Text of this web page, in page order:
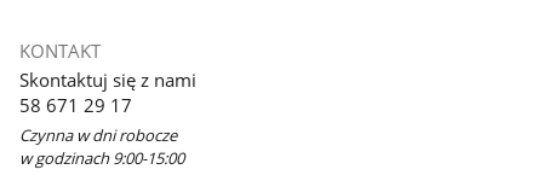
nowym
KONTAKT
Skontaktuj się z nami
58 671 29 17
Czynna w dni robocze
w godzinach 9:00-15:00